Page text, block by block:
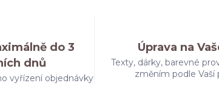
do 3
dnů
vyřízení objednávky
Úprava na
Texty, dárky, barevné
změním podle Vaší